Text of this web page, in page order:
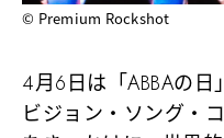
© Premium Rockshot
4月6日は「ABBAの
ビジョン・ソング・